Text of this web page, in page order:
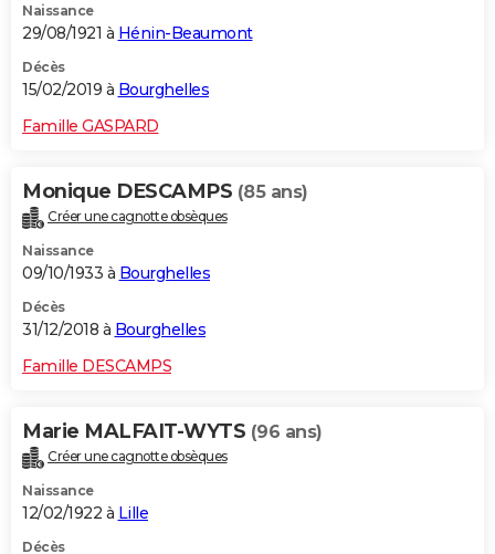
Naissance
29/08/1921 à Hénin-Beaumont
Décès
15/02/2019 à Bourghelles
Famille GASPARD
Monique DESCAMPS (85 ans)
Créer une cagnotte obsèques
Naissance
09/10/1933 à Bourghelles
Décès
31/12/2018 à Bourghelles
Famille DESCAMPS
Marie MALFAIT-WYTS (96 ans)
Créer une cagnotte obsèques
Naissance
12/02/1922 à Lille
Décès